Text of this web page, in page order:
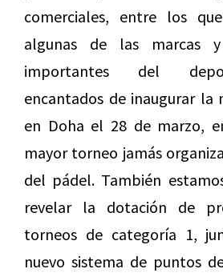
comerciales, entre los
algunas de las marcas
importantes del
encantados de inaugurar la
en Doha el 28 de marzo,
mayor torneo jamás
del pádel. También
revelar la dotación de
torneos de categoría 1,
nuevo sistema de puntos